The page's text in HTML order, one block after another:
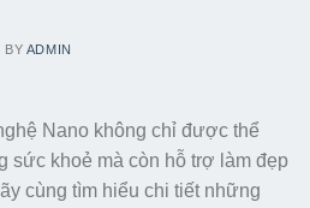
BY ADMIN
Nano không chỉ được thể
sức khoẻ mà còn hỗ trợ làm đẹp
cùng tìm hiểu chi tiết những